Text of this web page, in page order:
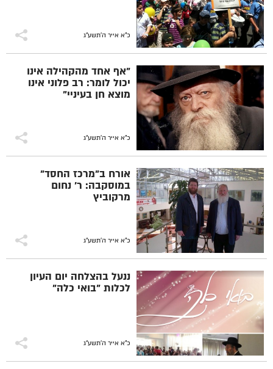
כ"א אייר ה׳תשע״ג
"אף אחד מהקהילה אינו
יכול לומר: רב פלוני אינו
מוצא חן בעיניי"
כ"א אייר ה׳תשע״ג
אורח ב"מרכז החסד"
במוסקבה: ר' נחום
מרקוביץ
כ"א אייר ה׳תשע״ג
ננעל בהצלחה יום העיון
לכלות "בואי כלה"
כ"א אייר ה׳תשע״ג